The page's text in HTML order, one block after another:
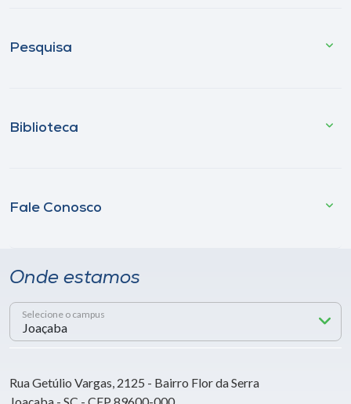
Pesquisa
Biblioteca
Fale Conosco
Onde estamos
Selecione o campus
Rua Getúlio Vargas, 2125 - Bairro Flor da Serra